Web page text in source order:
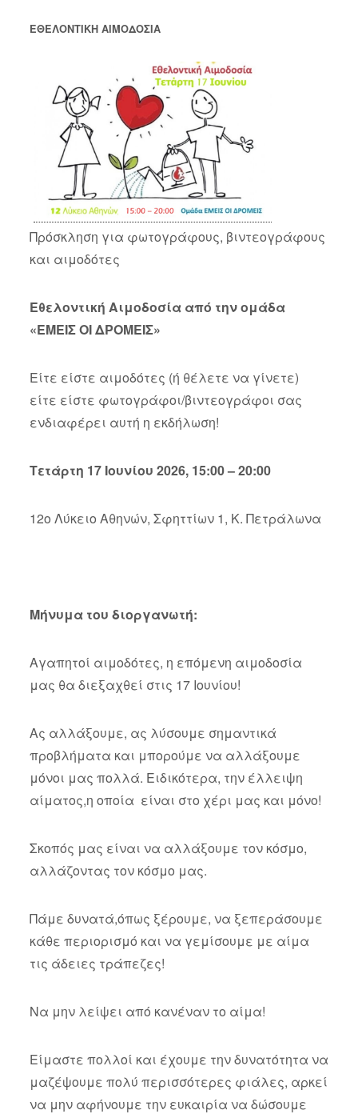
ΕΘΕΛΟΝΤΙΚΗ ΑΙΜΟΔΟΣΙΑ
Πρόσκληση για φωτογράφους, βιντεογράφους
και αιμοδότες
Εθελοντική Αιμοδοσία από την ομάδα
«ΕΜΕΙΣ ΟΙ ΔΡΟΜΕΙΣ»
Είτε είστε αιμοδότες (ή θέλετε να γίνετε)
είτε είστε φωτογράφοι/βιντεογράφοι σας
ενδιαφέρει αυτή η εκδήλωση!
Τετάρτη 17 Ιουνίου 2026, 15:00 – 20:00
12ο Λύκειο Αθηνών, Σφηττίων 1, Κ. Πετράλωνα
Μήνυμα του διοργανωτή:
Αγαπητοί αιμοδότες, η επόμενη αιμοδοσία
μας θα διεξαχθεί στις 17 Ιουνίου!
Ας αλλάξουμε, ας λύσουμε σημαντικά
προβλήματα και μπορούμε να αλλάξουμε
μόνοι μας πολλά. Ειδικότερα, την έλλειψη
αίματος,η οποία είναι στο χέρι μας και μόνο!
Σκοπός μας είναι να αλλάξουμε τον κόσμο,
αλλάζοντας τον κόσμο μας.
Πάμε δυνατά,όπως ξέρουμε, να ξεπεράσουμε
κάθε περιορισμό και να γεμίσουμε με αίμα
τις άδειες τράπεζες!
Να μην λείψει από κανέναν το αίμα!
Είμαστε πολλοί και έχουμε την δυνατότητα να
μαζέψουμε πολύ περισσότερες φιάλες, αρκεί
να μην αφήνουμε την ευκαιρία να δώσουμε